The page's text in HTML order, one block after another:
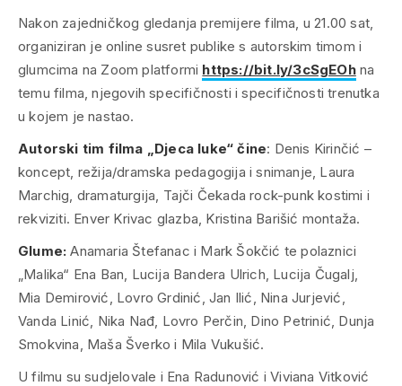
Nakon zajedničkog gledanja premijere filma, u 21.00 sat,
organiziran je online susret publike s autorskim timom i
glumcima na Zoom platformi https://bit.ly/3cSgEOhna
temu filma, njegovih specifičnosti i specifičnosti trenutka
u kojem je nastao.
Autorski tim filma „Djeca luke“ čine: Denis Kirinčić –
koncept, režija/dramska pedagogija i snimanje, Laura
Marchig, dramaturgija, Tajči Čekada rock-punk kostimi i
rekviziti. Enver Krivac glazba, Kristina Barišić montaža.
Glume: Anamaria Štefanac i Mark Šokčić te polaznici
„Malika“ Ena Ban, Lucija Bandera Ulrich, Lucija Čugalj,
Mia Demirović, Lovro Grdinić, Jan Ilić, Nina Jurjević,
Vanda Linić, Nika Nađ, Lovro Perčin, Dino Petrinić, Dunja
Smokvina, Maša Šverko i Mila Vukušić.
U filmu su sudjelovale i Ena Radunović i Viviana Vitković